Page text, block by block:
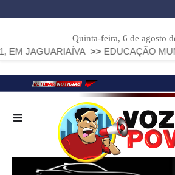
Quinta-feira, 6 de agosto
>> EDUCAÇÃO MUNICIPAL DE